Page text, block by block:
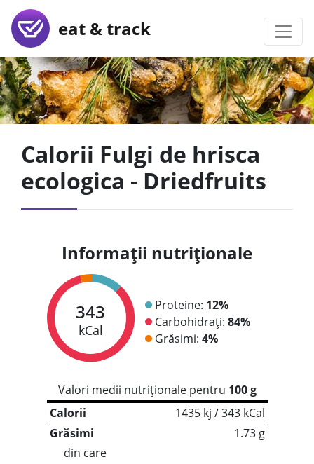
eat & track
Calorii Fulgi de hrisca
ecologica - Driedfruits
Informații nutriționale
343
kCal
Proteine: 12%
Carbohidrați: 84%
Grăsimi: 4%
Valori medii nutriționale pentru 100 g
Calorii
1435 kj / 343 kCal
Grăsimi
1.73 g
din care